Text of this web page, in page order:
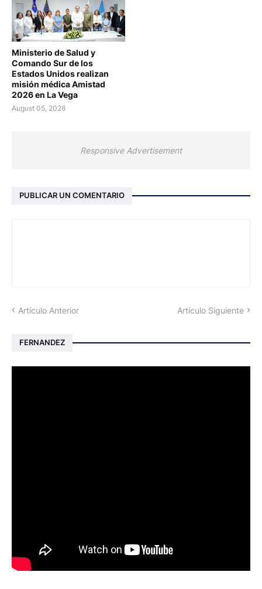
Ministerio de Salud y
Comando Sur de los
Estados Unidos realizan
misión médica Amistad
2026 en La Vega
August 05, 2026
Responsive Advertisement
PUBLICAR UN COMENTARIO
Artículo Anterior Artículo Siguiente
FERNANDEZ